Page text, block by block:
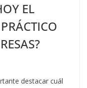
EL
destacar cuál